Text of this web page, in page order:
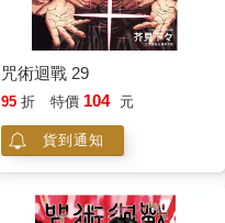
咒術迴戰 29
95 折 特價 104 元
貨到通知